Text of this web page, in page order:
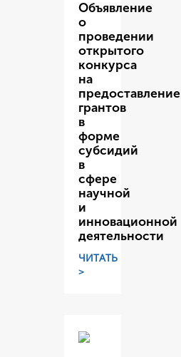
Объявление
о
проведении
открытого
конкурса
на
предоставление
грантов
в
форме
субсидий
в
сфере
научной
и
инновационной
деятельности
ЧИТАТЬ
>